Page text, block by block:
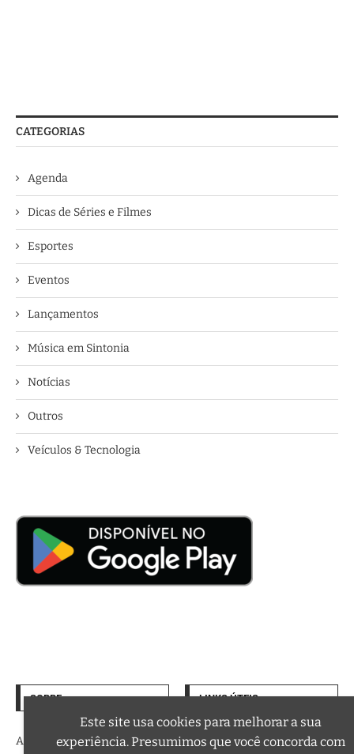
CATEGORIAS
Agenda
Dicas de Séries e Filmes
Esportes
Eventos
Lançamentos
Música em Sintonia
Notícias
Outros
Veículos & Tecnologia
SOBRE
A trilha sonora da sua vida
LINKS ÚTEIS
Termos de Uso
Política de Privacidade
Este site usa cookies para melhorar a sua
experiência. Presumimos que você concorda com